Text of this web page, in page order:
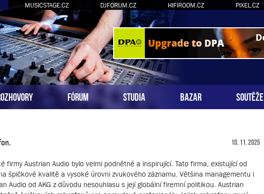
MUSICSTAGE.CZ DJFORUM.CZ HIFIROOM.CZ PIXEL.CZ
FÓRUM STUDIA BAZAR SOUTĚŽE
10. 11. 2025
firmy Austrian Audio bylo velmi podnětné a inspirující. Tato firma, existující od
špičkové kvalitě a vysoké úrovni zvukového záznamu. Většina managementu i
Audio od AKG z důvodu nesouhlasu s její globální firemní politikou. Austrian